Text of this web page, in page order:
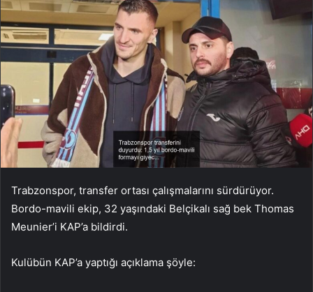
Trabzonspor, transfer ortası çalışmalarını sürdürüyor.
Bordo-mavili ekip, 32 yaşındaki Belçikalı sağ bek Thomas
Meunier’i KAP’a bildirdi.
Kulübün KAP’a yaptığı açıklama şöyle: